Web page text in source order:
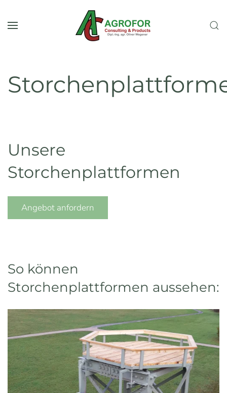
Skip to main content
Unsere
Storchenplattformen
Angebot anfordern
So können
Storchenplattformen aussehen: